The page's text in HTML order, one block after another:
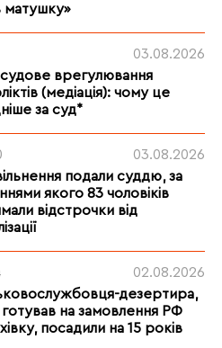
матушку»
03.08.2026
врегулювання
(медіація): чому це
за суд*
03.08.2026
подали суддю, за
якого 83 чоловіків
відстрочки від
02.08.2026
дезертира,
на замовлення РФ
посадили на 15 років